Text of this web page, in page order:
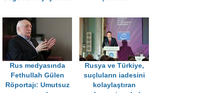
Rus medyasında
Fethullah Gülen
Röportajı: Umutsuz
Rusya ve Türkiye,
suçluların iadesini
kolaylaştıran